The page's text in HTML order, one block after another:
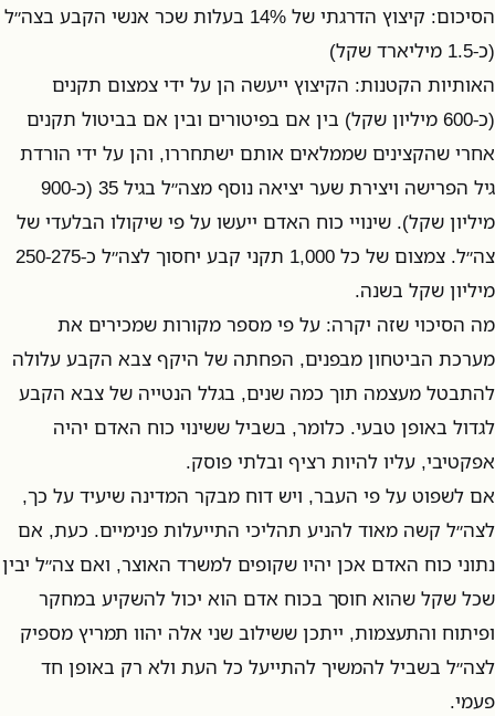
הסיכום: קיצוץ הדרגתי של 14% בעלות שכר אנשי הקבע בצה״ל
(כ-1.5 מיליארד שקל)
האותיות הקטנות: הקיצוץ ייעשה הן על ידי צמצום תקנים
(כ-600 מיליון שקל) בין אם בפיטורים ובין אם בביטול תקנים
אחרי שהקצינים שממלאים אותם ישתחררו, והן על ידי הורדת
גיל הפרישה ויצירת שער יציאה נוסף מצה״ל בגיל 35 (כ-900
מיליון שקל). שינויי כוח האדם ייעשו על פי שיקולו הבלעדי של
צה״ל. צמצום של כל 1,000 תקני קבע יחסוך לצה״ל כ-250-275
מיליון שקל בשנה.
מה הסיכוי שזה יקרה: על פי מספר מקורות שמכירים את
מערכת הביטחון מבפנים, הפחתה של היקף צבא הקבע עלולה
להתבטל מעצמה תוך כמה שנים, בגלל הנטייה של צבא הקבע
לגדול באופן טבעי. כלומר, בשביל ששינוי כוח האדם יהיה
אפקטיבי, עליו להיות רציף ובלתי פוסק.
אם לשפוט על פי העבר, ויש דוח מבקר המדינה שיעיד על כך,
לצה״ל קשה מאוד להניע תהליכי התייעלות פנימיים. כעת, אם
נתוני כוח האדם אכן יהיו שקופים למשרד האוצר, ואם צה״ל יבין
שכל שקל שהוא חוסך בכוח אדם הוא יכול להשקיע במחקר
ופיתוח והתעצמות, ייתכן ששילוב שני אלה יהוו תמריץ מספיק
לצה״ל בשביל להמשיך להתייעל כל העת ולא רק באופן חד
פעמי.